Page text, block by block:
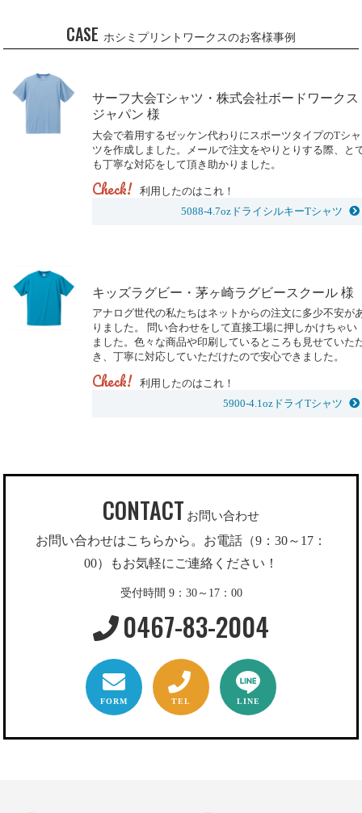
CASE ホシミプリントワークスのお客様事例
サーフ大会Tシャツ・株式会社ボードワークス
ジャパン 様
大会で着用するゼッケン代わりにスポーツタイプのTシャ
ツを作成しました。メールで注文をやりとりする際、と
も丁寧な対応をして頂き助かりました。
Check!
利用したのはこれ！
5088-4.7ozドライシルキーTシャツ
キッズラグビー・茅ヶ崎ラグビースクール 様
アナログ世代の私たちはネットからの注文に多少不安が
りました。 問い合わせをして直接工場に押しかけちゃい
ました。色々な商品や印刷しているところも見せていた
き、丁寧に対応していただけたので安心できました。
Check!
利用したのはこれ！
5900-4.1ozドライTシャツ
CONTACT お問い合わせ
お問い合わせはこちらから。お電話（9：30～17：
00）もお気軽にご連絡ください！
受付時間 9：30～17：00
0467-83-2004
FORM TEL LINE